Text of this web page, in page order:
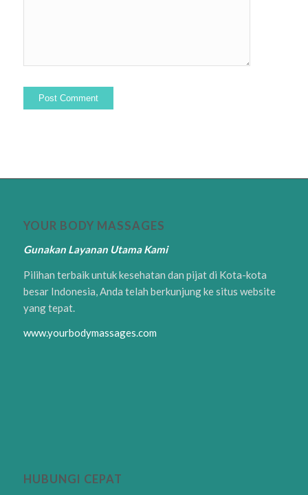
YOUR BODY MASSAGES
Gunakan Layanan Utama Kami
Pilihan terbaik untuk kesehatan dan pijat di Kota-kota
besar Indonesia, Anda telah berkunjung ke situs website
yang tepat.
www.yourbodymassages.com
HUBUNGI CEPAT